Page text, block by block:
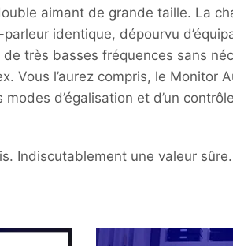
aimant de grande taille. La
identique, dépourvu
très basses fréquences sans
Vous l’aurez compris, le Monitor
d’égalisation et d’un
Indiscutablement une valeur sûre.